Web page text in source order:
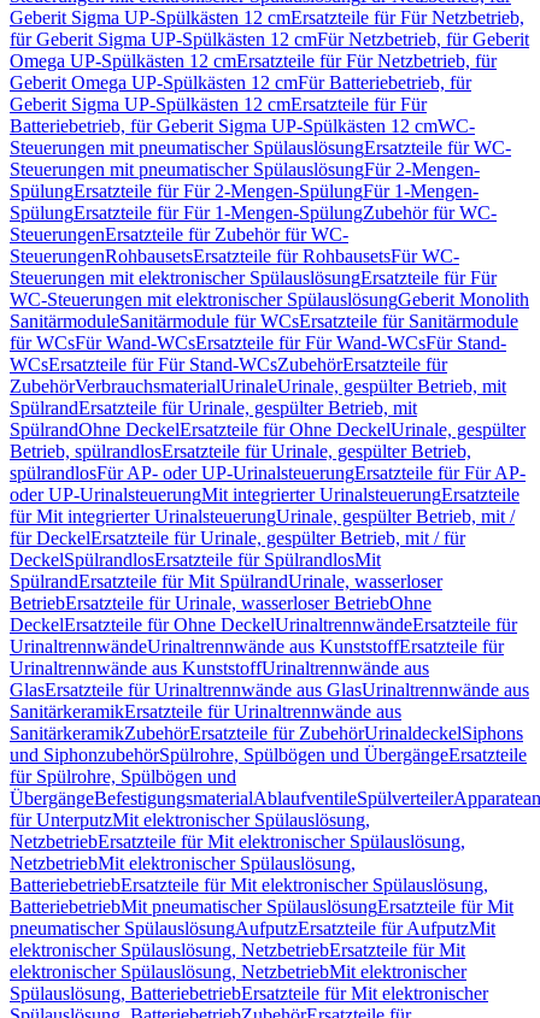
Geberit Sigma UP-Spülkästen 12 cmErsatzteile für Für Netzbetrieb,
für Geberit Sigma UP-Spülkästen 12 cmFür Netzbetrieb, für Geberit
Omega UP-Spülkästen 12 cmErsatzteile für Für Netzbetrieb, für
Geberit Omega UP-Spülkästen 12 cmFür Batteriebetrieb, für
Geberit Sigma UP-Spülkästen 12 cmErsatzteile für Für
Batteriebetrieb, für Geberit Sigma UP-Spülkästen 12 cmWC-
Steuerungen mit pneumatischer SpülauslösungErsatzteile für WC-
Steuerungen mit pneumatischer SpülauslösungFür 2-Mengen-
SpülungErsatzteile für Für 2-Mengen-SpülungFür 1-Mengen-
SpülungErsatzteile für Für 1-Mengen-SpülungZubehör für WC-
SteuerungenErsatzteile für Zubehör für WC-
SteuerungenRohbausetsErsatzteile für RohbausetsFür WC-
Steuerungen mit elektronischer SpülauslösungErsatzteile für Für
WC-Steuerungen mit elektronischer SpülauslösungGeberit Monolith
SanitärmoduleSanitärmodule für WCsErsatzteile für Sanitärmodule
für WCsFür Wand-WCsErsatzteile für Für Wand-WCsFür Stand-
WCsErsatzteile für Für Stand-WCsZubehörErsatzteile für
ZubehörVerbrauchsmaterialUrinaleUrinale, gespülter Betrieb, mit
SpülrandErsatzteile für Urinale, gespülter Betrieb, mit
SpülrandOhne DeckelErsatzteile für Ohne DeckelUrinale, gespülter
Betrieb, spülrandlosErsatzteile für Urinale, gespülter Betrieb,
spülrandlosFür AP- oder UP-UrinalsteuerungErsatzteile für Für AP-
oder UP-UrinalsteuerungMit integrierter UrinalsteuerungErsatzteile
für Mit integrierter UrinalsteuerungUrinale, gespülter Betrieb, mit /
für DeckelErsatzteile für Urinale, gespülter Betrieb, mit / für
DeckelSpülrandlosErsatzteile für SpülrandlosMit
SpülrandErsatzteile für Mit SpülrandUrinale, wasserloser
BetriebErsatzteile für Urinale, wasserloser BetriebOhne
DeckelErsatzteile für Ohne DeckelUrinaltrennwändeErsatzteile für
UrinaltrennwändeUrinaltrennwände aus KunststoffErsatzteile für
Urinaltrennwände aus KunststoffUrinaltrennwände aus
GlasErsatzteile für Urinaltrennwände aus GlasUrinaltrennwände aus
SanitärkeramikErsatzteile für Urinaltrennwände aus
SanitärkeramikZubehörErsatzteile für ZubehörUrinaldeckelSiphons
und SiphonzubehörSpülrohre, Spülbögen und ÜbergängeErsatzteile
für Spülrohre, Spülbögen und
ÜbergängeBefestigungsmaterialAblaufventileSpülverteiler
für UnterputzMit elektronischer Spülauslösung,
NetzbetriebErsatzteile für Mit elektronischer Spülauslösung,
NetzbetriebMit elektronischer Spülauslösung,
BatteriebetriebErsatzteile für Mit elektronischer Spülauslösung,
BatteriebetriebMit pneumatischer SpülauslösungErsatzteile für Mit
pneumatischer SpülauslösungAufputzErsatzteile für AufputzMit
elektronischer Spülauslösung, NetzbetriebErsatzteile für Mit
elektronischer Spülauslösung, NetzbetriebMit elektronischer
Spülauslösung, BatteriebetriebErsatzteile für Mit elektronischer